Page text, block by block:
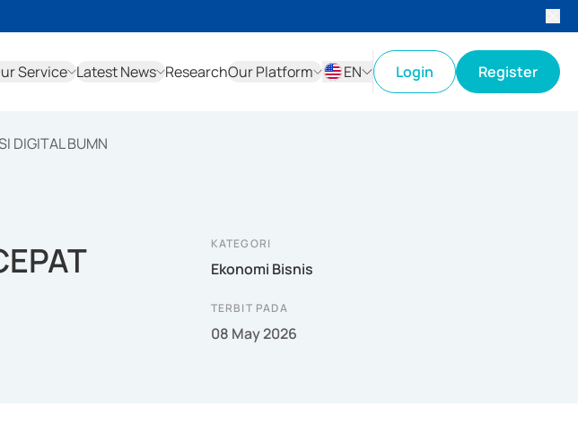
Service Latest News ResearchOur Platform
EN
Login Register
DIGITAL BUMN
KATEGORI
Ekonomi Bisnis
TERBIT PADA
08 May 2026